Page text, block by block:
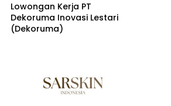
Lowongan Kerja PT
Dekoruma Inovasi Lestari
(Dekoruma)